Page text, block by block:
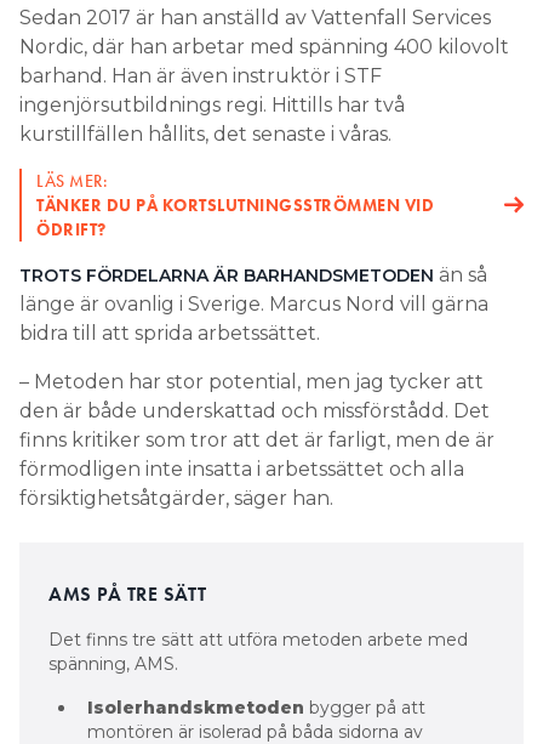
Sedan 2017 är han anställd av Vattenfall Services
Nordic, där han arbetar med spänning 400 kilovolt
barhand. Han är även instruktör i STF
ingenjörsutbildnings regi. Hittills har två
kurstillfällen hållits, det senaste i våras.
LÄS MER:
TÄNKER DU PÅ KORTSLUTNINGSSTRÖMMEN VID
ÖDRIFT?
TROTS FÖRDELARNA ÄR BARHANDSMETODEN än så
länge är ovanlig i Sverige. Marcus Nord vill gärna
bidra till att sprida arbetssättet.
– Metoden har stor potential, men jag tycker att
den är både underskattad och missförstådd. Det
finns kritiker som tror att det är farligt, men de är
förmodligen inte insatta i arbetssättet och alla
försiktighetsåtgärder, säger han.
AMS PÅ TRE SÄTT
Det finns tre sätt att utföra metoden arbete med
spänning, AMS.
Isolerhandskmetoden bygger på att
montören är isolerad på båda sidorna av